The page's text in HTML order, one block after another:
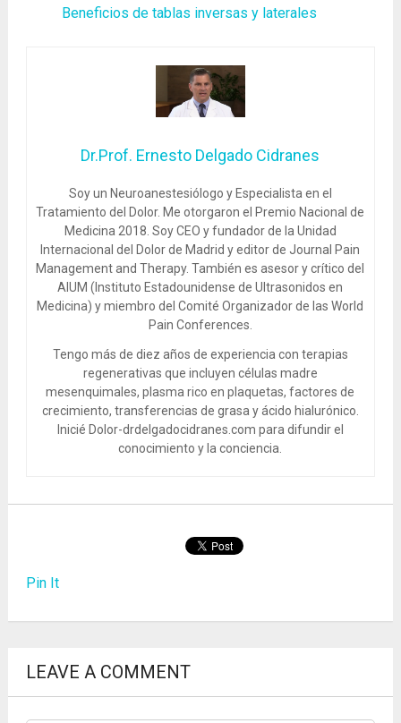
Beneficios de tablas inversas y laterales
Dr.Prof. Ernesto Delgado Cidranes
Soy un Neuroanestesiólogo y Especialista en el
Tratamiento del Dolor. Me otorgaron el Premio Nacional de
Medicina 2018. Soy CEO y fundador de la Unidad
Internacional del Dolor de Madrid y editor de Journal Pain
Management and Therapy. También es asesor y crítico del
AIUM (Instituto Estadounidense de Ultrasonidos en
Medicina) y miembro del Comité Organizador de las World
Pain Conferences.
Tengo más de diez años de experiencia con terapias
regenerativas que incluyen células madre
mesenquimales, plasma rico en plaquetas, factores de
crecimiento, transferencias de grasa y ácido hialurónico.
Inicié Dolor-drdelgadocidranes.com para difundir el
conocimiento y la conciencia.
Pin It
LEAVE A COMMENT